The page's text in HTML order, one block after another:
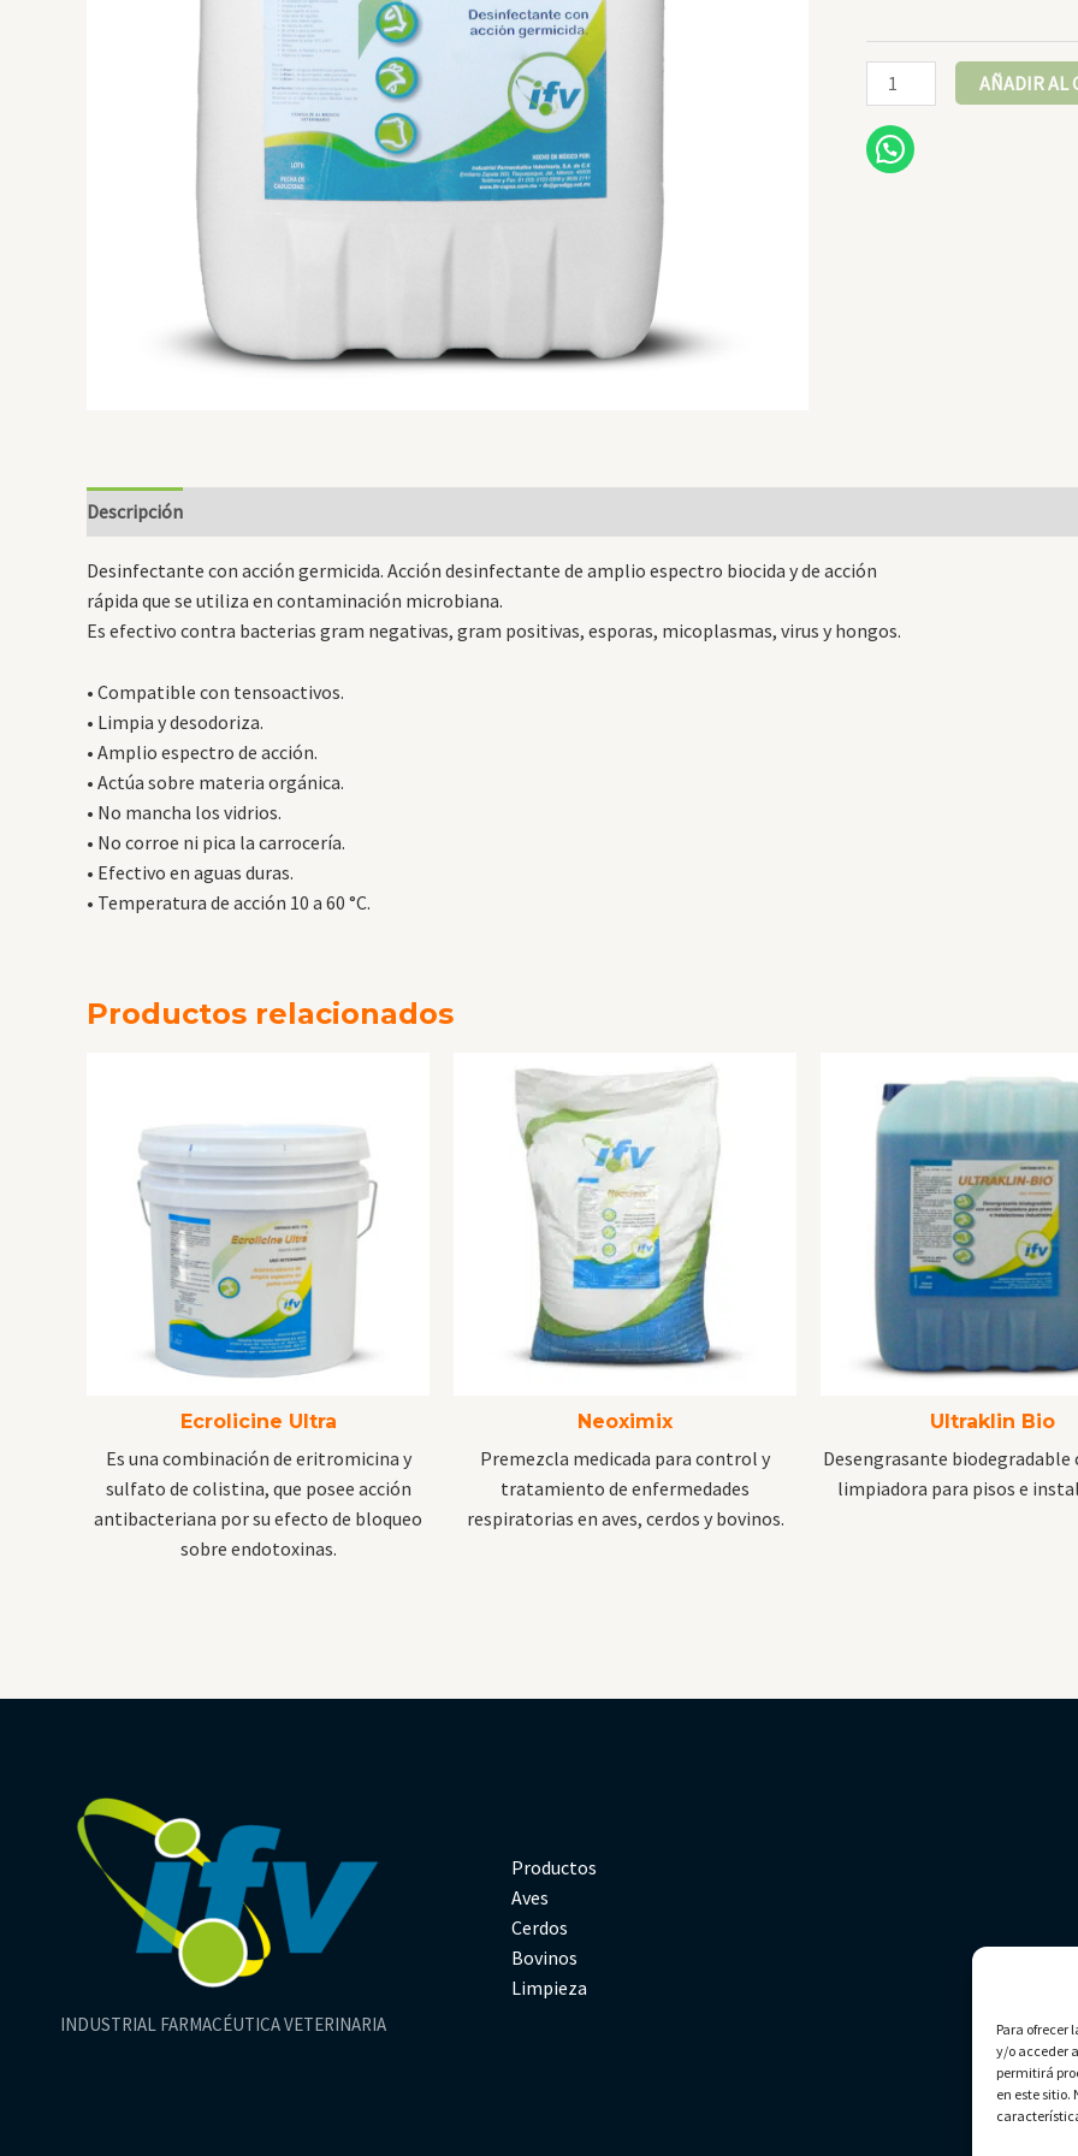
Para ofrecer
y/o acceder
permitirá
en este
Alsan
cantidad
AÑADIR AL
Descripción
Desinfectante con acción germicida. Acción desinfectante de amplio espectro biocida y de acción
rápida que se utiliza en contaminación microbiana.
Es efectivo contra bacterias gram negativas, gram positivas, esporas, micoplasmas, virus y hongos.
• Compatible con tensoactivos.
• Limpia y desodoriza.
• Amplio espectro de acción.
• Actúa sobre materia orgánica.
• No mancha los vidrios.
• No corroe ni pica la carrocería.
• Efectivo en aguas duras.
• Temperatura de acción 10 a 60 °C.
Productos relacionados
Ecrolicine Ultra
Es una combinación de eritromicina y
sulfato de colistina, que posee acción
antibacteriana por su efecto de bloqueo
sobre endotoxinas.
Neoximix
Premezcla medicada para control y
tratamiento de enfermedades
respiratorias en aves, cerdos y bovinos.
Ultraklin Bio
Desengrasante biodegradable
limpiadora para pisos e
INDUSTRIAL FARMACÉUTICA VETERINARIA
Productos
Aves
Cerdos
Bovinos
Limpieza